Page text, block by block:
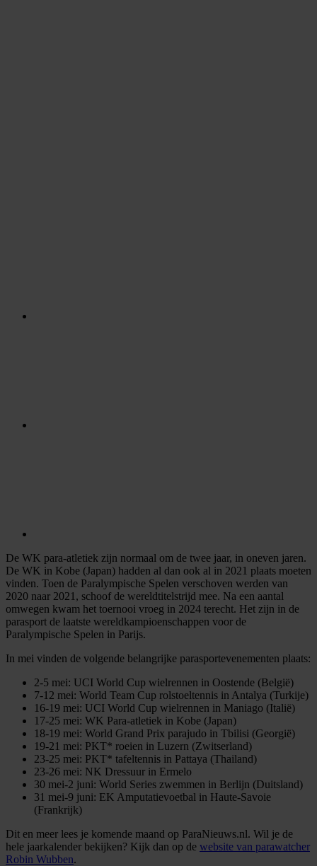
De WK para-atletiek zijn normaal om de twee jaar, in oneven jaren.
De WK in Kobe (Japan) hadden al dan ook al in 2021 plaats moeten
vinden. Toen de Paralympische Spelen verschoven werden van
2020 naar 2021, schoof de wereldtitelstrijd mee. Na een aantal
omwegen kwam het toernooi vroeg in 2024 terecht. Het zijn in de
parasport de laatste wereldkampioenschappen voor de
Paralympische Spelen in Parijs.
In mei vinden de volgende belangrijke parasportevenementen plaats:
2-5 mei: UCI World Cup wielrennen in Oostende (België)
7-12 mei: World Team Cup rolstoeltennis in Antalya (Turkije)
16-19 mei: UCI World Cup wielrennen in Maniago (Italië)
17-25 mei: WK Para-atletiek in Kobe (Japan)
18-19 mei: World Grand Prix parajudo in Tbilisi (Georgië)
19-21 mei: PKT* roeien in Luzern (Zwitserland)
23-25 mei: PKT* tafeltennis in Pattaya (Thailand)
23-26 mei: NK Dressuur in Ermelo
30 mei-2 juni: World Series zwemmen in Berlijn (Duitsland)
31 mei-9 juni: EK Amputatievoetbal in Haute-Savoie
(Frankrijk)
Dit en meer lees je komende maand op ParaNieuws.nl. Wil je de
hele jaarkalender bekijken? Kijk dan op de website van parawatcher
Robin Wubben.